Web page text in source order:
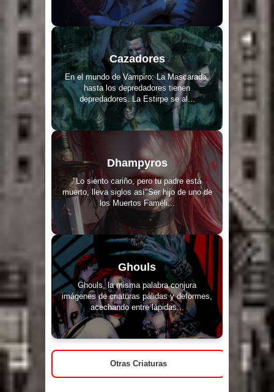
Cazadores
En el mundo de Vampiro: La Mascarada,
hasta los depredadores tienen
depredadores. La Estirpe se al...
Dhampyros
"Lo siento cariño, pero tu padre está
muerto, lleva siglos así"Ser hijo de uno de
los Muertos Faméli...
Ghouls
Ghouls, la misma palabra conjura
imágenes de criaturas pálidas y deformes,
acechando entre lápidas...
Otras Criaturas